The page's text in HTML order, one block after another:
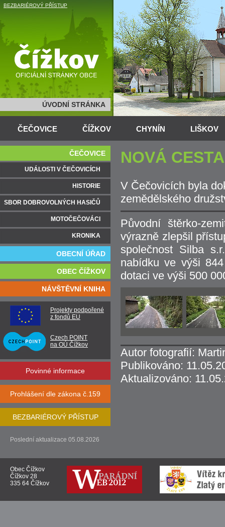
BEZBARIÉROVÝ PŘÍSTUP
ÚVODNÍ STRÁNKA
ČEČOVICE ČÍŽKOV CHYNÍN LIŠKOV
NOVÁ
V Čečovicích byla
zemědělského
Původní štěrko-
výrazně zlepšil
společnost Silba
nabídku ve výši
dotaci ve výši 500
Autor fotografií:
Publikováno:
Aktualizováno:
ČEČOVICE
UDÁLOSTI V ČEČOVICÍCH
HISTORIE
SBOR DOBROVOLNÝCH HASIČŮ
MOTOČEČOVÁCI
KRONIKA
OBECNÍ ÚŘAD
OBEC ČÍŽKOV
NÁVŠTĚVNÍ KNIHA
Projekty podpořené
z fondů EU
Czech POINT
na OÚ Čížkov
Povinné informace
Prohlášení dle zákona č.159
BEZBARIÉROVÝ PŘÍSTUP
Poslední aktualizace 05.08.2026
Obec Čížkov
Čížkov 28
335 64 Čížkov